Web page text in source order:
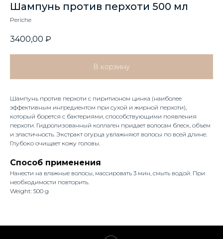
Шампунь против перхоти 500 мл
Periche
3400,00 ₽
В корзину
Шампунь против перхоти с пиритионом цинка (наиболее
эффективным ингредиентом при сухой и жирной перхоти),
который борется с бактериями, способствующими появления
перхоти. Гидролизованный коллаген придает волосам блеск, объем
и эластичность. Экстракт огурца увлажняют волосы по всей длине.
Глубоко очищает кожу головы.
Способ применения
Нанести на влажные волосы, массировать 3 мин, смыть водой. При
необходимости повторить.
Weight: 500 g